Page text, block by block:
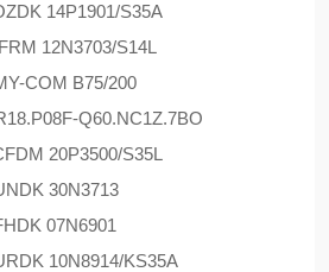
14P1901/S35A
12N3703/S14L
COM B75/200
Q60.NC1Z.7BO
20P3500/S35L
30N3713
07N6901
10N8914/KS35A